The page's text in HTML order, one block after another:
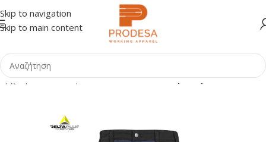
Skip to navigation
Skip to main content
Αρχική σελίδα Shop ΕΠΑΓΓΕΛΜΑΤΑ Ηλεκτρολόγοι